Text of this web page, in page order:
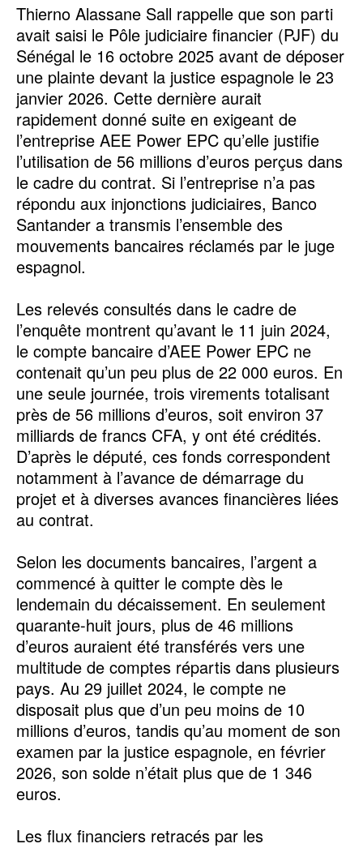
‎Thierno Alassane Sall rappelle que son parti
avait saisi le Pôle judiciaire financier (PJF) du
Sénégal le 16 octobre 2025 avant de déposer
une plainte devant la justice espagnole le 23
janvier 2026. Cette dernière aurait
rapidement donné suite en exigeant de
l’entreprise AEE Power EPC qu’elle justifie
l’utilisation de 56 millions d’euros perçus dans
le cadre du contrat. Si l’entreprise n’a pas
répondu aux injonctions judiciaires, Banco
Santander a transmis l’ensemble des
mouvements bancaires réclamés par le juge
espagnol.
‎Les relevés consultés dans le cadre de
l’enquête montrent qu’avant le 11 juin 2024,
le compte bancaire d’AEE Power EPC ne
contenait qu’un peu plus de 22 000 euros. En
une seule journée, trois virements totalisant
près de 56 millions d’euros, soit environ 37
milliards de francs CFA, y ont été crédités.
D’après le député, ces fonds correspondent
notamment à l’avance de démarrage du
projet et à diverses avances financières liées
au contrat.
‎Selon les documents bancaires, l’argent a
commencé à quitter le compte dès le
lendemain du décaissement. En seulement
quarante-huit jours, plus de 46 millions
d’euros auraient été transférés vers une
multitude de comptes répartis dans plusieurs
pays. Au 29 juillet 2024, le compte ne
disposait plus que d’un peu moins de 10
millions d’euros, tandis qu’au moment de son
examen par la justice espagnole, en février
2026, son solde n’était plus que de 1 346
euros.
‎Les flux financiers retracés par les